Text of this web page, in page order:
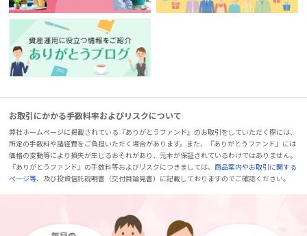
お取引にかかる手数料率およびリスクについて
弊社ホームページに掲載されている『ありがとうファンド』のお取引をしていただく際には、
所定の手数料や諸経費をご負担いただく場合があります。また、『ありがとうファンド』には
価格の変動等により損失が生じるおそれがあり、元本が保証されているわけではありません。
『ありがとうファンド』の手数料等およびリスクにつきましては、商品案内やお取引に関する
ページ等、及び投資信託説明書（交付目論見書）に記載しておりますのでご確認ください。